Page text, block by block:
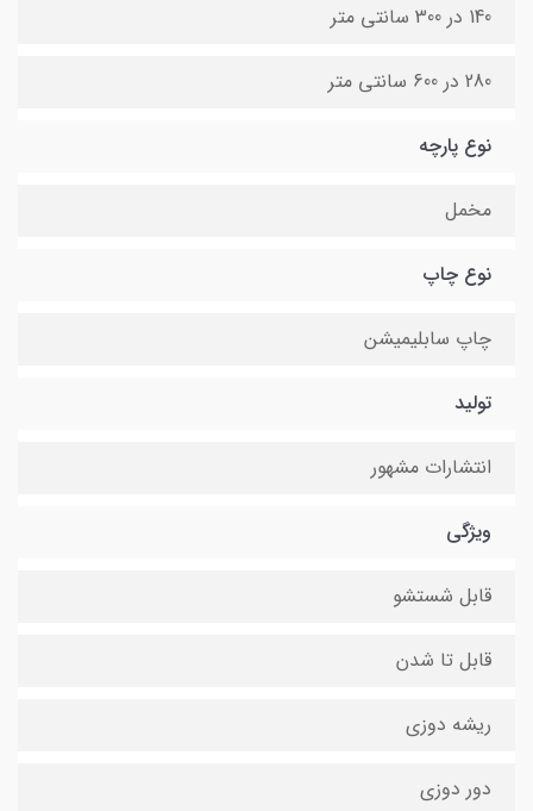
140 در 300 سانتی متر
280 در 600 سانتی متر
نوع پارچه
مخمل
نوع چاپ
چاپ سابلیمیشن
تولید
انتشارات مشهور
ویژگی
قابل شستشو
قابل تا شدن
ریشه دوزی
دور دوزی